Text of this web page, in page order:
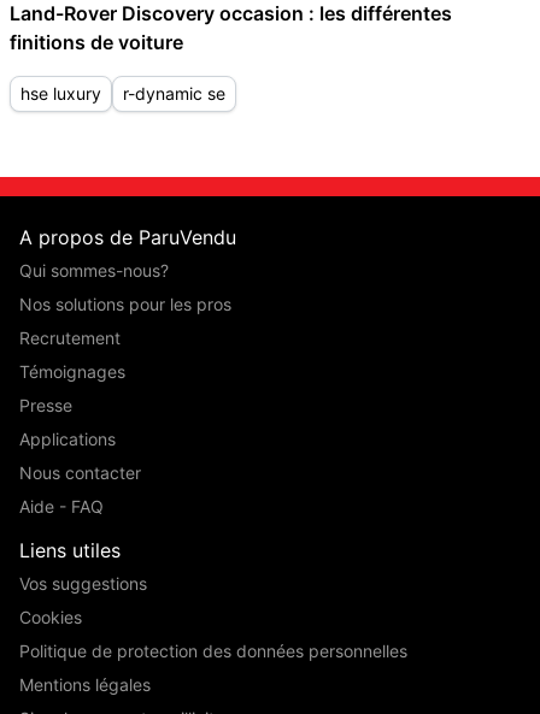
Land-Rover Discovery occasion : les différentes
finitions de voiture
hse luxury r-dynamic se
A propos de ParuVendu
Qui sommes-nous?
Nos solutions pour les pros
Recrutement
Témoignages
Presse
Applications
Nous contacter
Aide - FAQ
Liens utiles
Vos suggestions
Cookies
Politique de protection des données personnelles
Mentions légales